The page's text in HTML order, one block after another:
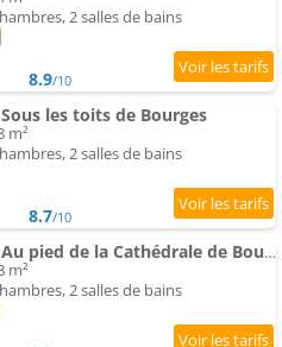
2 salles de bains
8.9/10
les toits de Bourges
m²
2 salles de bains
8.7/10
Appartement Au pied de la Cathédrale de Bourges
m²
2 salles de bains